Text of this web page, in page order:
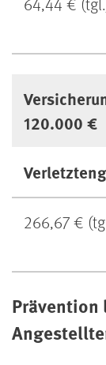
120.000 €
266,67 €
Prävention